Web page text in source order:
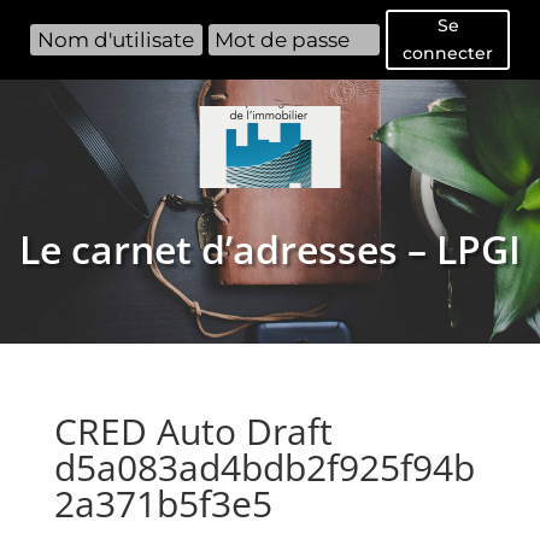
Se
connecter
Le carnet d’adresses – LPGI
CRED Auto Draft
d5a083ad4bdb2f925f94b
2a371b5f3e5